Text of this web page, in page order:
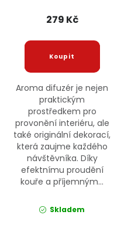
279 Kč
Aroma difuzér je nejen
praktickým
prostředkem pro
provonění interiéru, ale
také originální dekorací,
která zaujme každého
návštěvníka. Díky
efektnímu proudění
kouře a příjemným...
Skladem